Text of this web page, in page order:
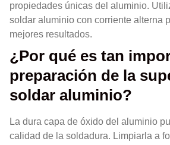
propiedades únicas del aluminio.
soldar aluminio con corriente alterna
mejores resultados.
¿Por qué es tan
preparación de la
soldar aluminio?
La dura capa de óxido del aluminio
calidad de la soldadura. Limpiarla a